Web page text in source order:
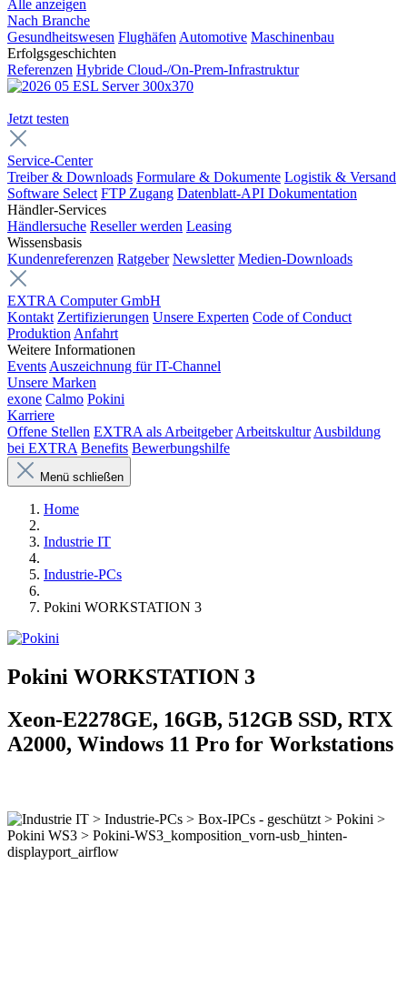
Alle anzeigen
Nach Branche
Gesundheitswesen Flughäfen Automotive Maschinenbau
Erfolgsgeschichten
Referenzen Hybride Cloud-/On-Prem-Infrastruktur
Jetzt testen
Service-Center
Treiber & Downloads Formulare & Dokumente Logistik & Versand
Software Select FTP Zugang Datenblatt-API Dokumentation
Händler-Services
Händlersuche Reseller werden Leasing
Wissensbasis
Kundenreferenzen Ratgeber Newsletter Medien-Downloads
EXTRA Computer GmbH
Kontakt Zertifizierungen Unsere Experten Code of Conduct
Produktion Anfahrt
Weitere Informationen
Events Auszeichnung für IT-Channel
Unsere Marken
exone Calmo Pokini
Karriere
Offene Stellen EXTRA als Arbeitgeber Arbeitskultur Ausbildung
bei EXTRA Benefits Bewerbungshilfe
Menü schließen
Home
Industrie IT
Industrie-PCs
Pokini WORKSTATION 3
Pokini WORKSTATION 3
Xeon-E2278GE, 16GB, 512GB SSD, RTX
A2000, Windows 11 Pro for Workstations